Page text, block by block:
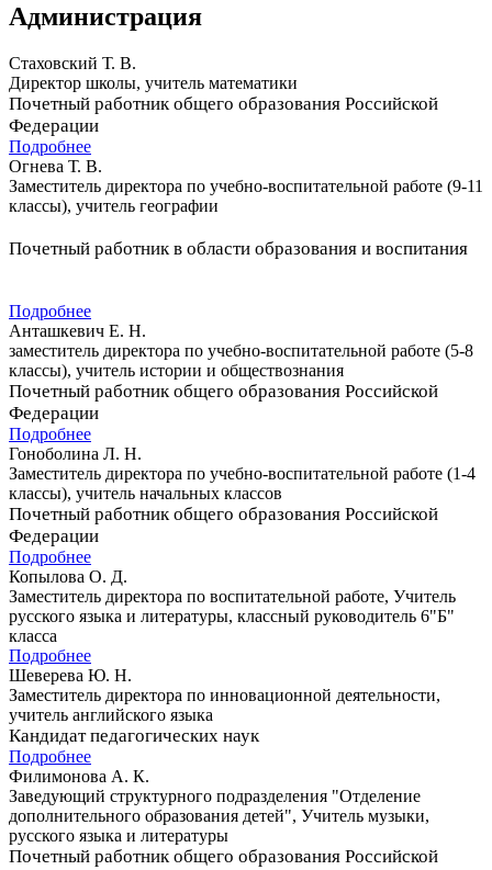
Администрация
Стаховский Т. В.
Директор школы, учитель математики
Почетный работник общего образования Российской
Федерации
Подробнее
Огнева Т. В.
Заместитель директора по учебно-воспитательной работе (9-11
классы), учитель географии
Почетный работник в области образования и воспитания
Подробнее
Анташкевич Е. Н.
заместитель директора по учебно-воспитательной работе (5-8
классы), учитель истории и обществознания
Почетный работник общего образования Российской
Федерации
Подробнее
Гоноболина Л. Н.
Заместитель директора по учебно-воспитательной работе (1-4
классы), учитель начальных классов
Почетный работник общего образования Российской
Федерации
Подробнее
Копылова О. Д.
Заместитель директора по воспитательной работе, Учитель
русского языка и литературы, классный руководитель 6"Б"
класса
Подробнее
Шеверева Ю. Н.
Заместитель директора по инновационной деятельности,
учитель английского языка
Кандидат педагогических наук
Подробнее
Филимонова А. К.
Заведующий структурного подразделения "Отделение
дополнительного образования детей", Учитель музыки,
русского языка и литературы
Почетный работник общего образования Российской